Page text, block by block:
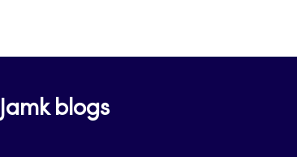
Jamk blogs